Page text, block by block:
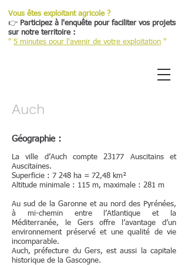
Vous êtes exploitant agricole ?
👉 Participez à l'enquête pour faciliter vos projets
sur notre territoire :
" 5 minutes pour l'avenir de votre exploitation "
Auch
Géographie :
La ville d’Auch compte 23177 Auscitains et
Auscitaines.
Superficie : 7 248 ha = 72,48 km²
Altitude minimale : 115 m, maximale : 281 m
Au sud de la Garonne et au nord des Pyrénées,
à mi-chemin entre l’Atlantique et la
Méditerranée, le Gers offre l’avantage d’un
environnement préservé et une qualité de vie
incomparable.
Auch, préfecture du Gers, est aussi la capitale
historique de la Gascogne.